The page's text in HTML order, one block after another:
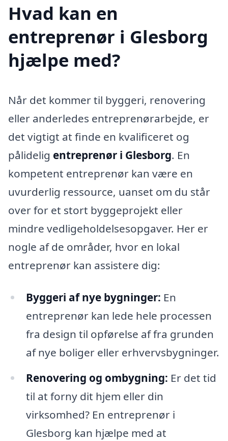
Hvad kan en
entreprenør i Glesborg
hjælpe med?
Når det kommer til byggeri, renovering
eller anderledes entreprenørarbejde, er
det vigtigt at finde en kvalificeret og
pålidelig entreprenør i Glesborg. En
kompetent entreprenør kan være en
uvurderlig ressource, uanset om du står
over for et stort byggeprojekt eller
mindre vedligeholdelsesopgaver. Her er
nogle af de områder, hvor en lokal
entreprenør kan assistere dig:
Byggeri af nye bygninger: En
entreprenør kan lede hele processen
fra design til opførelse af fra grunden
af nye boliger eller erhvervsbygninger.
Renovering og ombygning: Er det tid
til at forny dit hjem eller din
virksomhed? En entreprenør i
Glesborg kan hjælpe med at